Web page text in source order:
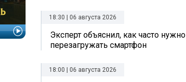
18:30 | 06 августа 2026
Эксперт объяснил, как часто нужно
перезагружать смартфон
18:00 | 06 августа 2026